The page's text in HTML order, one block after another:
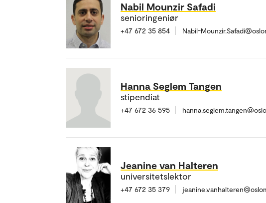
Nabil Mounzir Safadi
senioringeniør
+47 672 35 854 Nabil-
Hanna Seglem Tangen
stipendiat
+47 672 36 595
Jeanine van Halteren
universitetslektor
+47 672 35 379